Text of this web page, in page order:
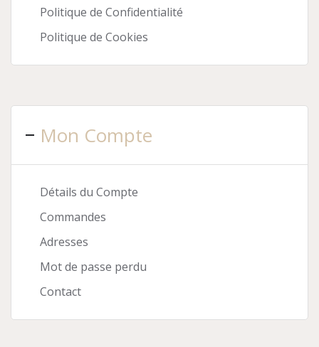
Politique de Confidentialité
Politique de Cookies
Mon Compte
Détails du Compte
Commandes
Adresses
Mot de passe perdu
Contact